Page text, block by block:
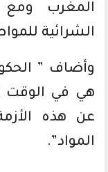
المغرب ومع
الشرائية
وأضاف ”
هي في الوقت
عن هذه
المواد”.